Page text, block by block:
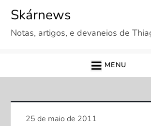
content
Skárnews
Notas, artigos, e devaneios de
MENU